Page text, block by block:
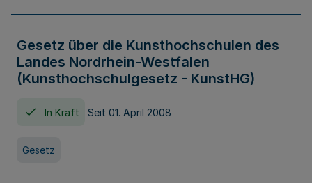
Gesetz über die Kunsthochschulen des
Landes Nordrhein-Westfalen
(Kunsthochschulgesetz - KunstHG)
In Kraft Seit 01. April 2008
Gesetz